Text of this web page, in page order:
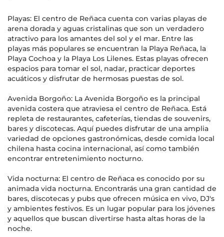
Playas: El centro de Reñaca cuenta con varias playas de
arena dorada y aguas cristalinas que son un verdadero
atractivo para los amantes del sol y el mar. Entre las
playas más populares se encuentran la Playa Reñaca, la
Playa Cochoa y la Playa Los Lilenes. Estas playas ofrecen
espacios para tomar el sol, nadar, practicar deportes
acuáticos y disfrutar de hermosas puestas de sol.
Avenida Borgoño: La Avenida Borgoño es la principal
avenida costera que atraviesa el centro de Reñaca. Está
repleta de restaurantes, cafeterías, tiendas de souvenirs,
bares y discotecas. Aquí puedes disfrutar de una amplia
variedad de opciones gastronómicas, desde comida local
chilena hasta cocina internacional, así como también
encontrar entretenimiento nocturno.
Vida nocturna: El centro de Reñaca es conocido por su
animada vida nocturna. Encontrarás una gran cantidad de
bares, discotecas y pubs que ofrecen música en vivo, DJ's
y ambientes festivos. Es un lugar popular para los jóvenes
y aquellos que buscan divertirse hasta altas horas de la
noche.